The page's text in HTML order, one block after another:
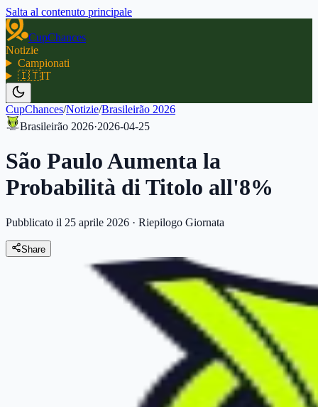
Salta al contenuto principale
CupChances
Notizie
Campionati
🇮🇹IT
CupChances/Notizie/Brasileirão 2026
Brasileirão 2026·2026-04-25
São Paulo Aumenta la
Probabilità di Titolo all'8%
Pubblicato il 25 aprile 2026 · Riepilogo Giornata
Share